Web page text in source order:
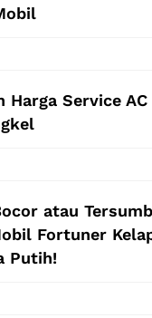
Harga Service
atau
Fortuner
Putih!